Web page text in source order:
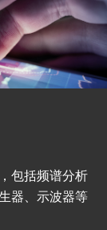
包括频谱分析
器、示波器等